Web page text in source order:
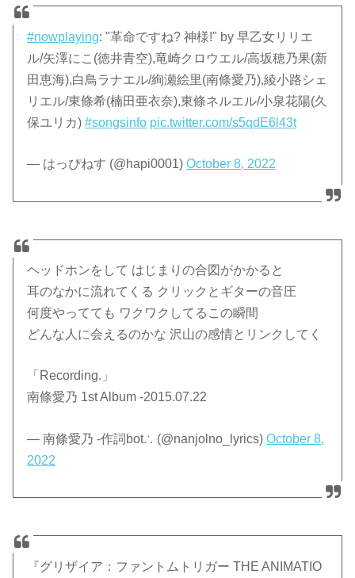
#nowplaying: "革命ですね? 神様!" by 早乙女リリエ
ル/矢澤にこ(徳井青空),竜崎クロウエル/高坂穂乃果(新
田恵海),白鳥ラナエル/絢瀬絵里(南條愛乃),綾小路シェ
リエル/東條希(楠田亜衣奈),東條ネルエル/小泉花陽(久
保ユリカ)#songsinfo pic.twitter.com/s5qdE6l43t
— はっぴねす (@hapi0001)October 8, 2022
ヘッドホンをして はじまりの合図がかかると
耳のなかに流れてくる クリックとギターの音圧
何度やってても ワクワクしてるこの瞬間
どんな人に会えるのかな 沢山の感情とリンクしてく
「Recording.」
南條愛乃 1st Album -2015.07.22
— 南條愛乃 -作詞bot∴ (@nanjolno_lyrics)October 8,
2022
『グリザイア：ファントムトリガー THE ANIMATIO